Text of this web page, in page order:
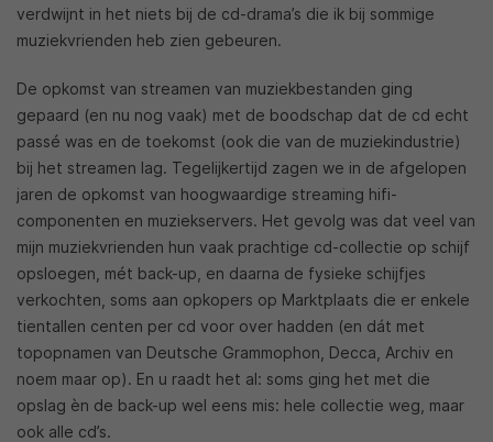
verdwijnt in het niets bij de cd-drama’s die ik bij sommige
muziekvrienden heb zien gebeuren.
De opkomst van streamen van muziekbestanden ging
gepaard (en nu nog vaak) met de boodschap dat de cd echt
passé was en de toekomst (ook die van de muziekindustrie)
bij het streamen lag. Tegelijkertijd zagen we in de afgelopen
jaren de opkomst van hoogwaardige streaming hifi-
componenten en muziekservers. Het gevolg was dat veel van
mijn muziekvrienden hun vaak prachtige cd-collectie op schijf
opsloegen, mét back-up, en daarna de fysieke schijfjes
verkochten, soms aan opkopers op Marktplaats die er enkele
tientallen centen per cd voor over hadden (en dát met
topopnamen van Deutsche Grammophon, Decca, Archiv en
noem maar op). En u raadt het al: soms ging het met die
opslag èn de back-up wel eens mis: hele collectie weg, maar
ook alle cd’s.